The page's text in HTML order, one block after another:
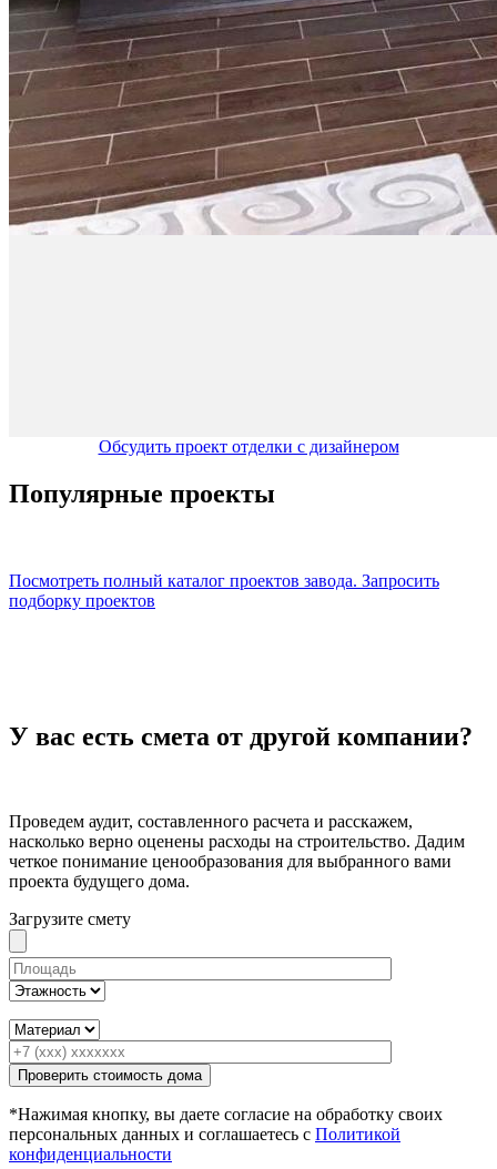
Обсудить проект отделки с дизайнером
Популярные проекты
Посмотреть полный каталог проектов завода. Запросить
подборку проектов
У вас есть смета от другой компании?
Проведем аудит, составленного расчета и расскажем,
насколько верно оценены расходы на строительство. Дадим
четкое понимание ценообразования для выбранного вами
проекта будущего дома.
Загрузите смету
*Нажимая кнопку, вы даете согласие на обработку своих
персональных данных и соглашаетесь с Политикой
конфиденциальности